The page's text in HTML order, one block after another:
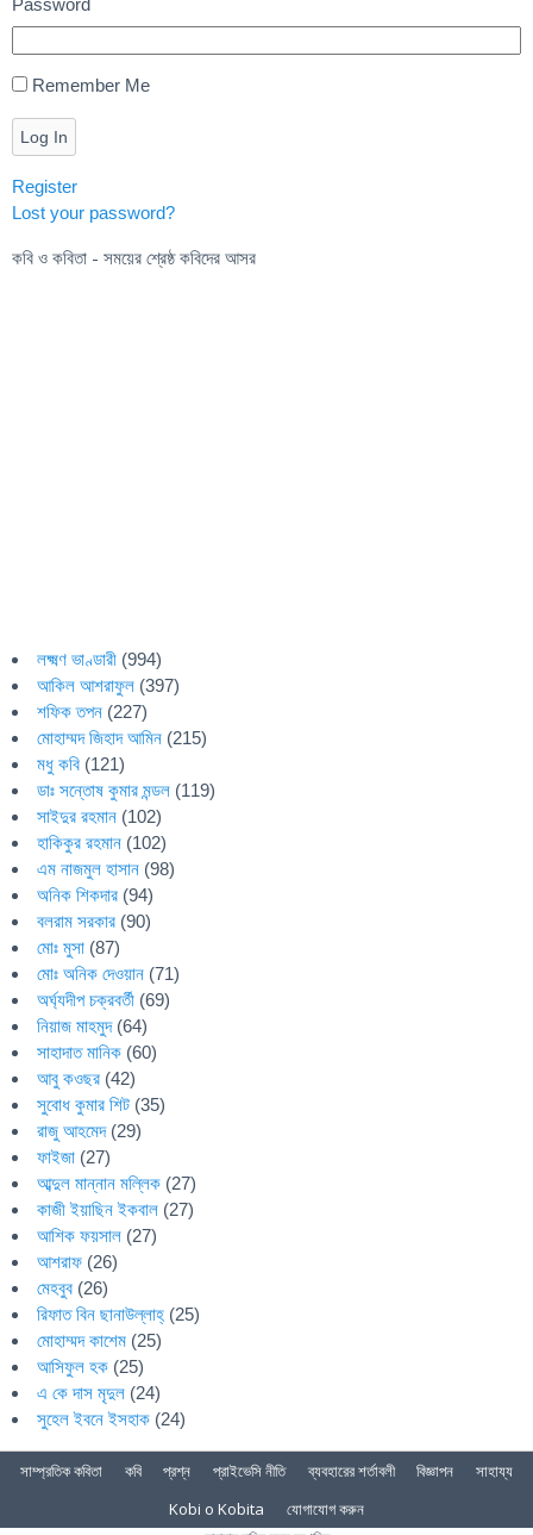
Remember Me
Log In
Register
Lost your password?
কবি ও কবিতা - সময়ের শ্রেষ্ঠ কবিদের আসর
লক্ষ্মণ ভাণ্ডারী (994)
আকিল আশরাফুল (397)
শফিক তপন (227)
মোহাম্মদ জিহাদ আমিন (215)
মধু কবি (121)
ডাঃ সন্তোষ কুমার মন্ডল (119)
সাইদুর রহমান (102)
হাকিকুর রহমান (102)
এম নাজমুল হাসান (98)
অনিক শিকদার (94)
বলরাম সরকার (90)
মোঃ মুসা (87)
মোঃ অনিক দেওয়ান (71)
অর্ঘ্যদীপ চক্রবর্তী (69)
নিয়াজ মাহমুদ(64)
সাহাদাত মানিক (60)
আবু কওছর (42)
সুবোধ কুমার শিট (35)
রাজু আহমেদ(29)
ফাইজা (27)
আব্দুল মান্নান মল্লিক (27)
কাজী ইয়াছিন ইকবাল (27)
আশিক ফয়সাল (27)
আশরাফ (26)
মেহবুব (26)
রিফাত বিন ছানাউল্লাহ্ (25)
মোহাম্মদ কাশেম (25)
আসিফুল হক (25)
এ কে দাস মৃদুল (24)
সুহেল ইবনে ইসহাক (24)
সাম্প্রতিক কবিতা কবি প্রশ্ন প্রাইভেসি নীতি ব্যবহারের শর্তাবলী বিজ্ঞাপন
সাহায্য
Kobi o Kobita
যোগাযোগ করুন